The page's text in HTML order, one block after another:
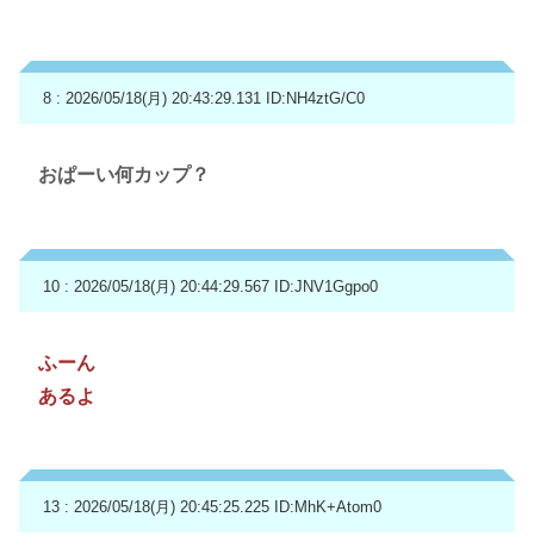
8 : 2026/05/18(月) 20:43:29.131 ID:NH4ztG/C0
おぱーい何カップ？
10 : 2026/05/18(月) 20:44:29.567 ID:JNV1Ggpo0
ふーん
あるよ
13 : 2026/05/18(月) 20:45:25.225 ID:MhK+Atom0